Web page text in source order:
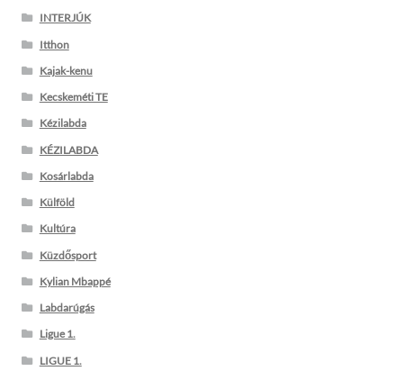
INTERJÚK
Itthon
Kajak-kenu
Kecskeméti TE
Kézilabda
KÉZILABDA
Kosárlabda
Külföld
Kultúra
Küzdősport
Kylian Mbappé
Labdarúgás
Ligue 1.
LIGUE 1.